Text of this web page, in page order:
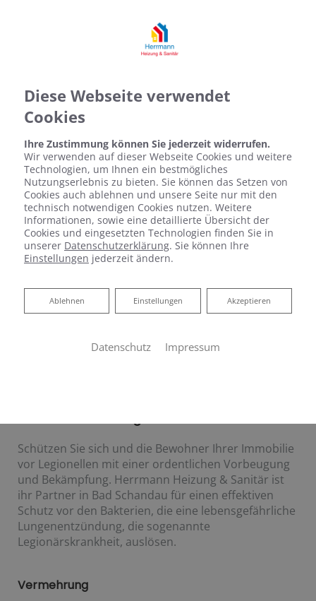
Schützen Sie sich und die Bewohner Ihrer Immobilie
vor Legionellen mit einer ordentlichen Vorbeugung
und Bekämpfung. Herrmann Heizung & Sanitär ist
ihr Partner in Bad Schandau für einen effektiven
Schutz vor den Bakterien, die eine lebensgefährliche
Lungenentzündung, die sogenannte
Legionärskrankheit, auslösen.
Vermehrung
Diese Webseite verwendet
Cookies
Ihre Zustimmung können Sie jederzeit widerrufen.
Wir verwenden auf dieser Webseite Cookies und weitere
Technologien, um Ihnen ein bestmögliches
Nutzungserlebnis zu bieten. Sie können das Setzen von
Cookies auch ablehnen und unsere Seite nur mit den
technisch notwendigen Cookies nutzen. Weitere
Informationen, sowie eine detaillierte Übersicht der
Cookies und eingesetzten Technologien finden Sie in
unserer Datenschutzerklärung. Sie können Ihre
Einstellungen jederzeit ändern.
Akzeptieren
Einstellungen
Ablehnen
Ablehnen
Datenschutz Impressum